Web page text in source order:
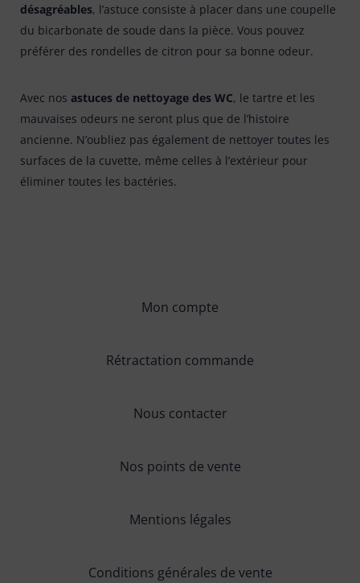
désagréables, l’astuce consiste à placer dans une coupelle
du bicarbonate de soude dans la pièce. Vous pouvez
préférer des rondelles de citron pour sa bonne odeur.
Avec nos astuces de nettoyage des WC, le tartre et les
mauvaises odeurs ne seront plus que de l’histoire
ancienne. N’oubliez pas également de nettoyer toutes les
surfaces de la cuvette, même celles à l’extérieur pour
éliminer toutes les bactéries.
Mon compte
Rétractation commande
Nous contacter
Nos points de vente
Mentions légales
Conditions générales de vente